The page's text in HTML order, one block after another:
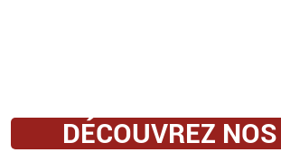
DÉCOUVREZ